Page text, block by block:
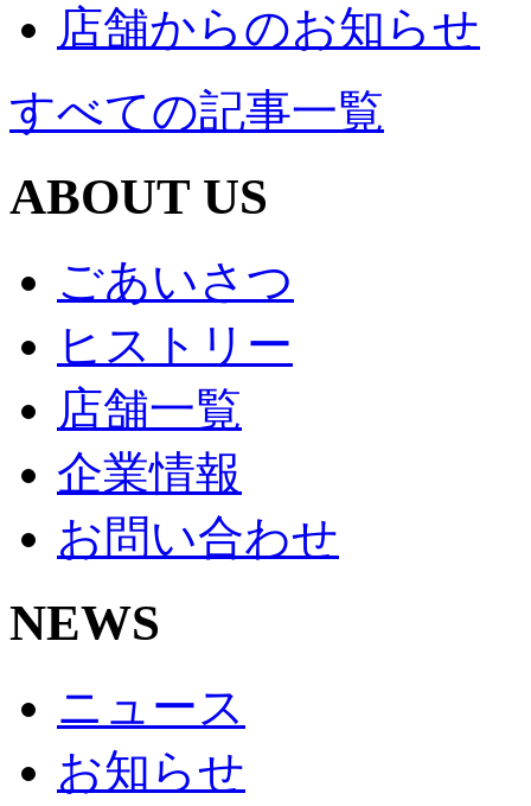
店舗からのお知らせ
すべての記事一覧
ABOUT US
ごあいさつ
ヒストリー
店舗一覧
企業情報
お問い合わせ
NEWS
ニュース
お知らせ